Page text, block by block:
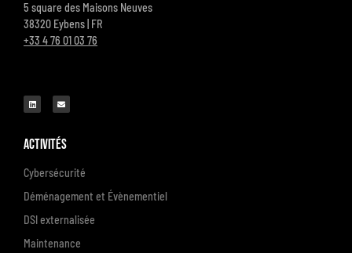
5 square des Maisons Neuves
38320 Eybens | FR
+33 4 76 01 03 76
Activités
Cybersécurité
Déménagement et Évènementiel
DSI externalisée
Maintenance